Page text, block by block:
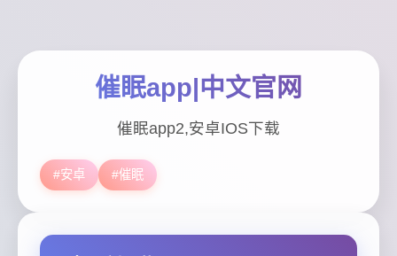
催眠app|中文官网
催眠app2,安卓IOS下载
#安卓 #催眠